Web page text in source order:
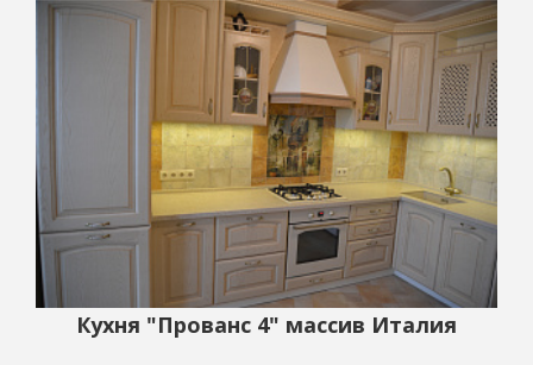
Кухня "Прованс 4" массив Италия